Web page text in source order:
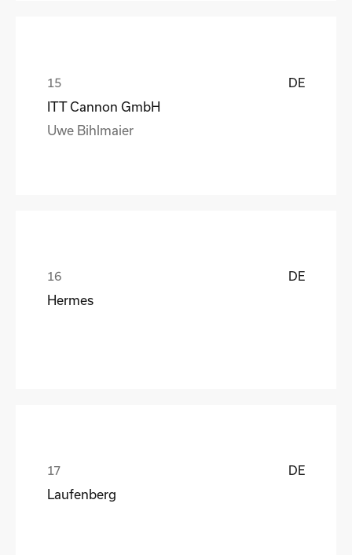
DE
ITT Cannon GmbH
Uwe Bihlmaier
DE
Hermes
DE
Laufenberg